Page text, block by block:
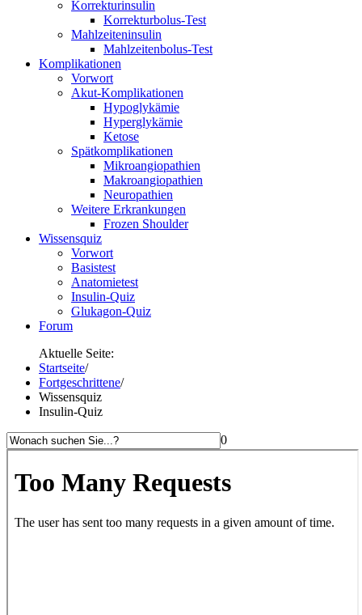
Korrekturinsulin
Korrekturbolus-Test
Mahlzeiteninsulin
Mahlzeitenbolus-Test
Komplikationen
Vorwort
Akut-Komplikationen
Hypoglykämie
Hyperglykämie
Ketose
Spätkomplikationen
Mikroangiopathien
Makroangiopathien
Neuropathien
Weitere Erkrankungen
Frozen Shoulder
Wissensquiz
Vorwort
Basistest
Anatomietest
Insulin-Quiz
Glukagon-Quiz
Forum
Aktuelle Seite:
Startseite/
Fortgeschrittene/
Wissensquiz
Insulin-Quiz
0